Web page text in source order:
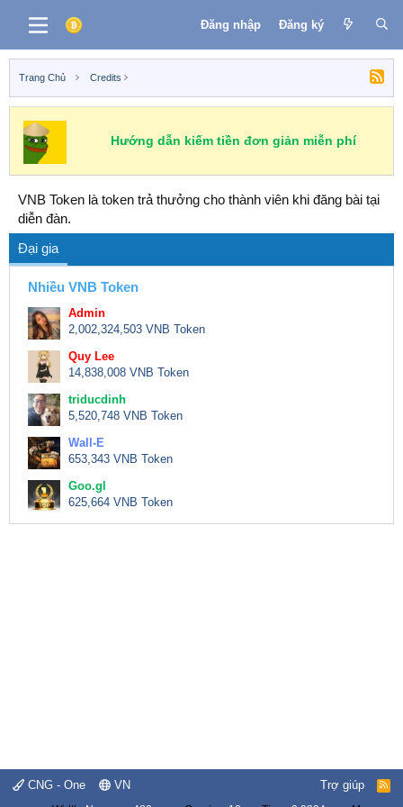
Đăng nhập Đăng ký
Trang Chủ Credits
Hướng dẫn kiếm tiền đơn giản miễn phí
VNB Token là token trả thưởng cho thành viên khi đăng bài tại
diễn đàn.
Đại gia
Nhiều VNB Token
Admin
2,002,324,503 VNB Token
Quy Lee
14,838,008 VNB Token
triducdinh
5,520,748 VNB Token
Wall-E
653,343 VNB Token
Goo.gl
625,664 VNB Token
CNG - One VN Trợ giúp
R